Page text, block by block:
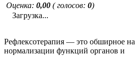
Оценка: 0,00 ( голосов: 0)
Загрузка...
Рефлексотерапия — это обширное
нормализации функций органов и